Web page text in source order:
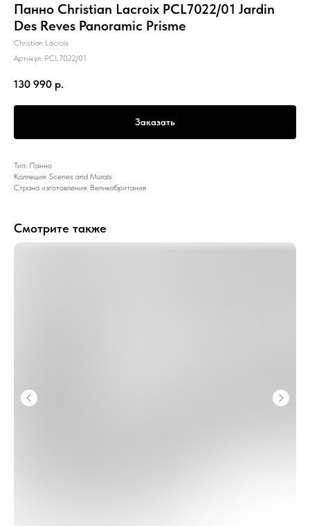
Панно Christian Lacroix PCL7022/01 Jardin
Des Reves Panoramic Prisme
Christian Lacroix
Артикул: PCL7022/01
130 990 р.
Заказать
Тип: Панно
Коллеция: Scenes and Murals
Страна изготовления: Великобритания
Смотрите также